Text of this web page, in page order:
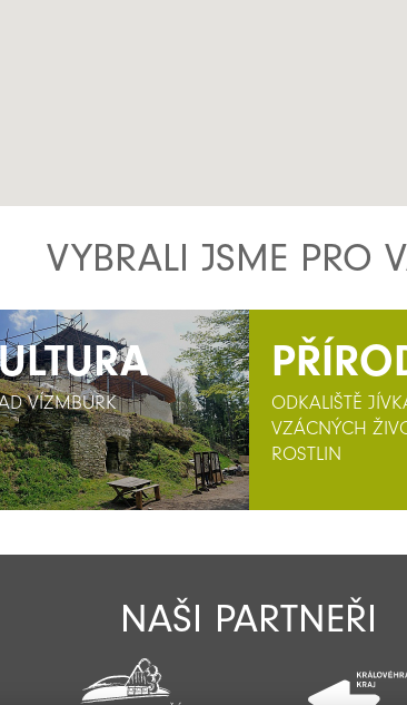
VYBRALI JSME PRO
VÍZMBURK
VÍZMBURK
ODKALIŠTĚ
VZÁCNÝCH
ROSTLIN
NAŠI PARTNEŘI